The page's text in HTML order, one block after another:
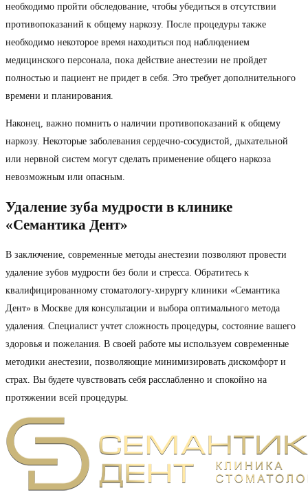
необходимо пройти обследование, чтобы убедиться в отсутствии
противопоказаний к общему наркозу. После процедуры также
необходимо некоторое время находиться под наблюдением
медицинского персонала, пока действие анестезии не пройдет
полностью и пациент не придет в себя. Это требует дополнительного
времени и планирования.
Наконец, важно помнить о наличии противопоказаний к общему
наркозу. Некоторые заболевания сердечно-сосудистой, дыхательной
или нервной систем могут сделать применение общего наркоза
невозможным или опасным.
Удаление зуба мудрости в клинике
«Семантика Дент»
В заключение, современные методы анестезии позволяют провести
удаление зубов мудрости без боли и стресса. Обратитесь к
квалифицированному стоматологу-хирургу клиники «Семантика
Дент» в Москве для консультации и выбора оптимального метода
удаления. Специалист учтет сложность процедуры, состояние вашего
здоровья и пожелания. В своей работе мы используем современные
методики анестезии, позволяющие минимизировать дискомфорт и
страх. Вы будете чувствовать себя расслабленно и спокойно на
протяжении всей процедуры.